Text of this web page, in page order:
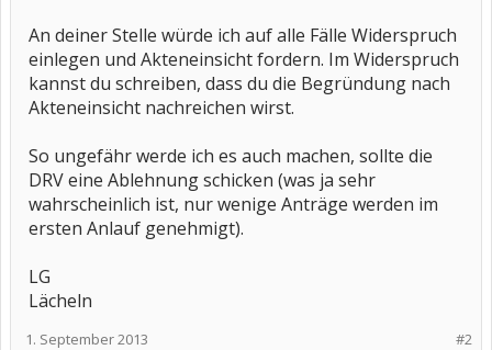
An deiner Stelle würde ich auf alle Fälle Widerspruch
einlegen und Akteneinsicht fordern. Im Widerspruch
kannst du schreiben, dass du die Begründung nach
Akteneinsicht nachreichen wirst.
So ungefähr werde ich es auch machen, sollte die
DRV eine Ablehnung schicken (was ja sehr
wahrscheinlich ist, nur wenige Anträge werden im
ersten Anlauf genehmigt).
LG
Lächeln
#2
1. September 2013